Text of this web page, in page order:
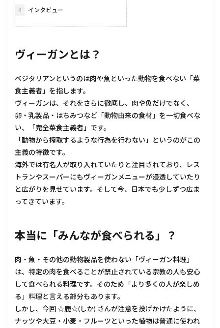
4 インタビュー
ヴィーガンとは？
ベジタリアンというのは肉や魚といった動物を食べない「菜
食主義者」を指します。
ヴィーガンは、それをさらに徹底し、肉や魚だけでなく、
卵・乳製品・はちみつなど「動物由来の食材」を一切食べな
い、「完全菜食主義者」です。
「動物から搾取するような行為を行わない」というのがこの
主義の特徴です。
海外では有名人が取り入れていたりと注目されており、レス
トランやスーパーにもヴィーガンメニューが浸透していたり
と広がりを見せています。そして今、日本でも少しずつ広ま
ってきています。
本当に「みんなが食べられる」？
肉・魚・その他の動物製品を使わない「ヴィーガン料理」
は、特定の肉を食べることが禁止されている宗教の人も安心
して食べられる料理です。そのため「より多くの人が楽しめ
る」料理と言える部分もあります。
しかし、今回 ☆鹿☆(しか) さんが注意を投げかけたように、
ナッツや大豆・小麦・フルーツといった植物は普通に使われ